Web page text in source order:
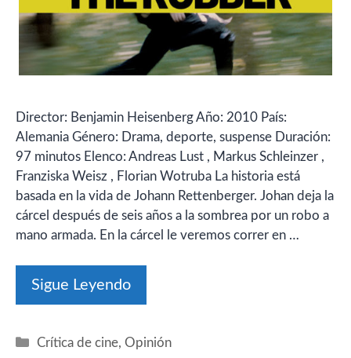
Director: Benjamin Heisenberg Año: 2010 País:
Alemania Género: Drama, deporte, suspense Duración:
97 minutos Elenco: Andreas Lust , Markus Schleinzer ,
Franziska Weisz , Florian Wotruba La historia está
basada en la vida de Johann Rettenberger. Johan deja la
cárcel después de seis años a la sombrea por un robo a
mano armada. En la cárcel le veremos correr en …
Sigue Leyendo
Categorías
Crítica de cine,Opinión